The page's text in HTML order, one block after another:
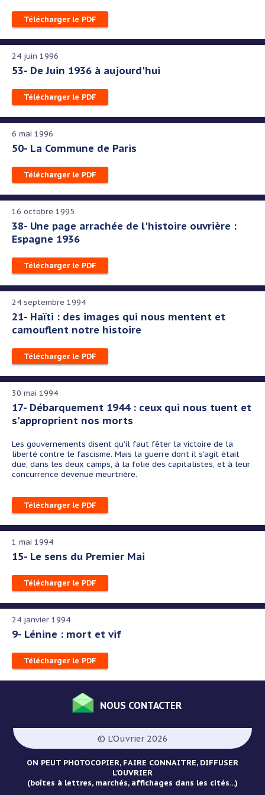
Télécharger le PDF
24 juin 1996
53- De Juin 1936 à aujourd'hui
Télécharger le PDF
6 mai 1996
50- La Commune de Paris
Télécharger le PDF
16 octobre 1995
38- Une page arrachée de l'histoire ouvrière :
Espagne 1936
Télécharger le PDF
24 septembre 1994
21- Haïti : des images qui nous mentent et
camouflent notre histoire
Télécharger le PDF
30 mai 1994
17- Débarquement 1944 : ceux qui nous tuent et
s'approprient nos morts
Les gouvernements disent qu'il faut fêter la victoire de la
liberté contre le fascisme. Mais la guerre dont il s'agit était
due, dans les deux camps, à la folie des capitalistes, et à leur
concurrence devenue meurtrière.
Télécharger le PDF
1 mai 1994
15- Le sens du Premier Mai
Télécharger le PDF
24 janvier 1994
9- Lénine : mort et vif
Télécharger le PDF
Pied
de
page
NOUS CONTACTER
© L'Ouvrier 2026
ON PEUT PHOTOCOPIER, FAIRE CONNAITRE, DIFFUSER
L’OUVRIER
(boîtes à lettres, marchés, affichages dans les cités...)